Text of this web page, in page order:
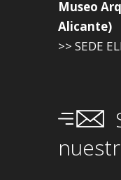
Museo
Alicante)
>> SEDE